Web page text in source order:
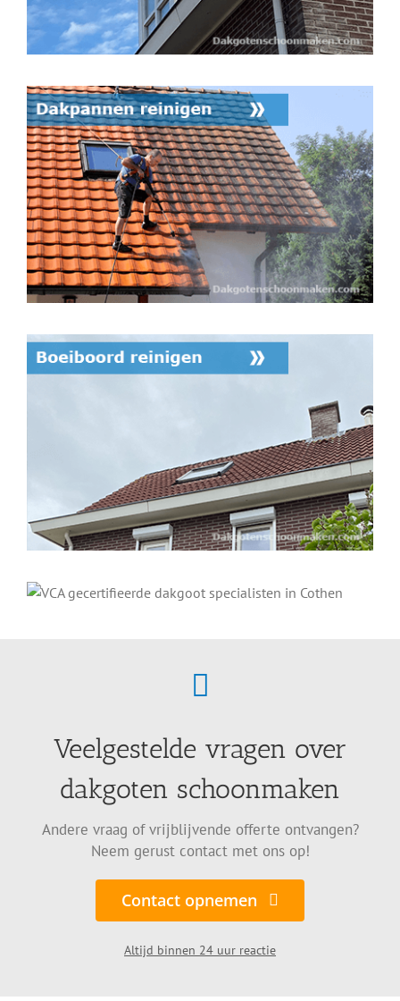
Veelgestelde vragen over
dakgoten schoonmaken
Andere vraag of vrijblijvende offerte ontvangen?
Neem gerust contact met ons op!
Contact opnemen
Altijd binnen 24 uur reactie